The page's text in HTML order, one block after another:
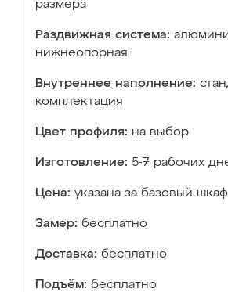
размера
Раздвижная система:
нижнеопорная
Внутреннее наполнение:
комплектация
Цвет профиля: на выбор
Изготовление: 5-7 рабочих
Цена: указана за базовый шкаф
Замер: бесплатно
Доставка: бесплатно
Подъём: бесплатно